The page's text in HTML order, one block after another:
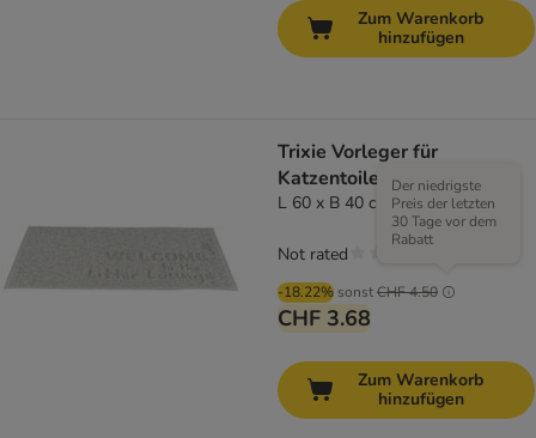
Zum Warenkorb
hinzufügen
Trixie Vorleger für
Katzentoiletten
L 60 x B 40 cm
-18.22% sonstCHF 4.50
Der niedrigste
Preis der letzten
30 Tage vor dem
Rabatt
CHF 3.68
Not rated
Zum Warenkorb
hinzufügen